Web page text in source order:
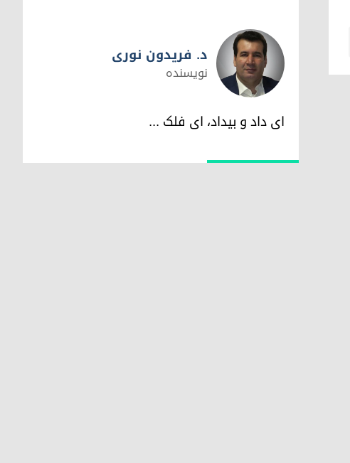
د. فریدون نوری
د. فریدون نوری
نویسندە
ای داد و بیداد، ای فلک ...